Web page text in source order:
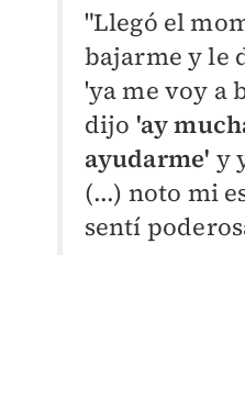
"Llegó el
bajarme y le
'ya me voy a
dijo 'ay
ayudarme' y
(...) noto mi
sentí